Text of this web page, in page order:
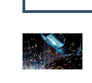
На
БМК
виробили